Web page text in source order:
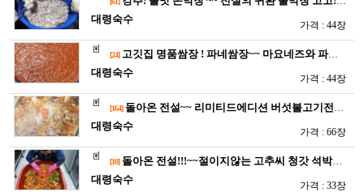
대령숙수
가격 : 44장
[24] 고깃집 명품쌈장 ! 파네쌈장~~ 마요네즈와 파르메산치즈의 감칠맛…
대령숙수
가격 : 44장
[164] 돌아온 전설~~ 리미티드에디션 버섯불고기전골.뚝배기불고기 양…
대령숙수
가격 : 66장
[10] 돌아온 전설!!!~~절이지않는 고추씨 청갓 석박지. 레전드급 석…
대령숙수
가격 : 33장